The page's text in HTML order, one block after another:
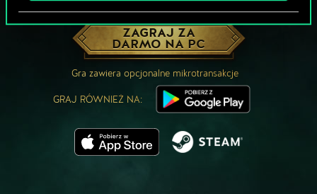
ZAGRAJ ZA
DARMO NA PC
Gra zawiera opcjonalne mikrotransakcje
GRAJ RÓWNIEŻ NA: